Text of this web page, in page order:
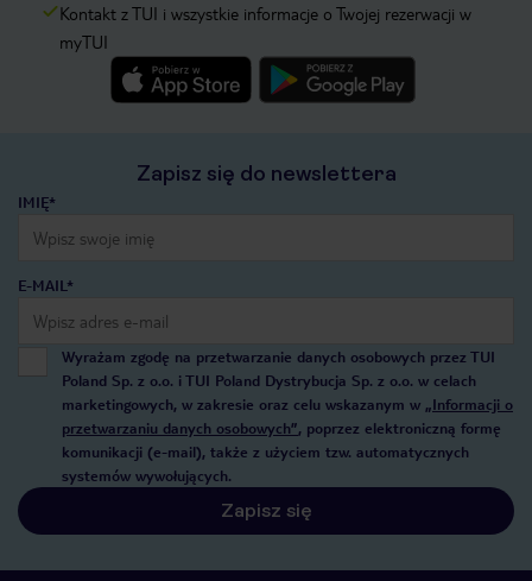
Kontakt z TUI i wszystkie informacje o Twojej rezerwacji w
myTUI
Zapisz się do newslettera
IMIĘ*
E-MAIL*
Wyrażam zgodę na przetwarzanie danych osobowych przez TUI
Poland Sp. z o.o. i TUI Poland Dystrybucja Sp. z o.o. w celach
marketingowych, w zakresie oraz celu wskazanym w „Informacji o
przetwarzaniu danych osobowych”, poprzez elektroniczną formę
komunikacji (e-mail), także z użyciem tzw. automatycznych
systemów wywołujących.
Zapisz się